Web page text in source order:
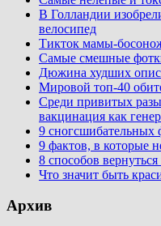
В Голландии
велосипед
Тикток мамы-
Самые смешные
Дюжина худших
Мировой топ-40
Среди привитых
вакцинация как
9 сногсшибательных
9 фактов, в которые
8 способов
Что значит быть
Архив